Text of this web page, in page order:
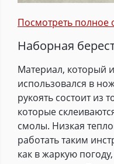
Посмотреть полное
Наборная
Материал, который
использовался в
рукоять состоит из
которые
смолы. Низкая
работать таким
как в жаркую